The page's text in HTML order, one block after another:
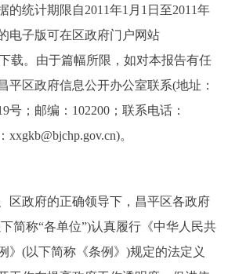
利企服务 投资项目
阳光政务
我要咨询 我要建议
在线访谈 图说互动
统计期限自2011年1月1日至2011年
电子版可在区政府门户网站
载。由于篇幅所限，如对本报告有任
平区政府信息公开办公室联系(地址：
号；邮编：102200；联系电话：
。
政府的正确领导下，昌平区各政府
简称“各单位”)认真履行《中华人民共
》(以下简称《条例》)规定的法定义